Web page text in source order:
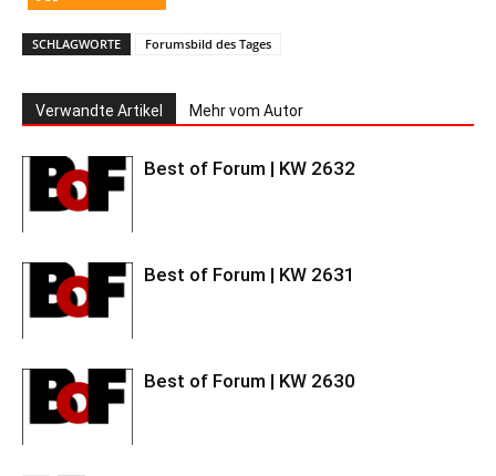
SCHLAGWORTE Forumsbild des Tages
Verwandte Artikel Mehr vom Autor
Best of Forum | KW 2632
Best of Forum | KW 2631
Best of Forum | KW 2630